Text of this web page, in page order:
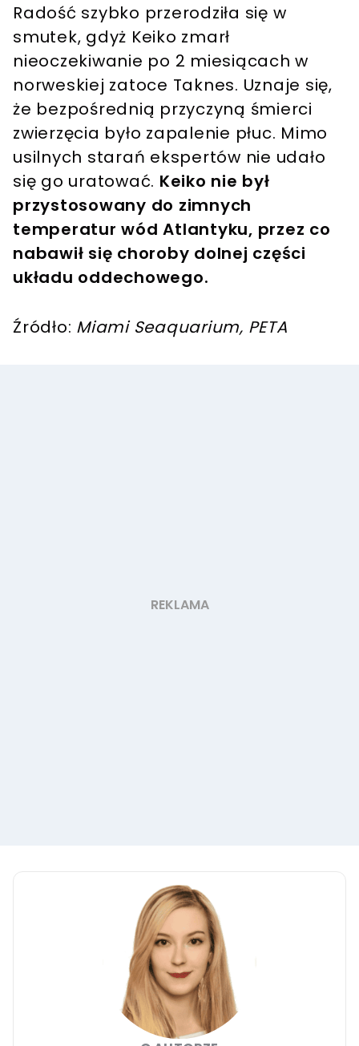
Radość szybko przerodziła się w
smutek, gdyż Keiko zmarł
nieoczekiwanie po 2 miesiącach w
norweskiej zatoce Taknes. Uznaje się,
że bezpośrednią przyczyną śmierci
zwierzęcia było zapalenie płuc. Mimo
usilnych starań ekspertów nie udało
się go uratować. Keiko nie był
przystosowany do zimnych
temperatur wód Atlantyku, przez co
nabawił się choroby dolnej części
układu oddechowego.
Źródło: Miami Seaquarium, PETA